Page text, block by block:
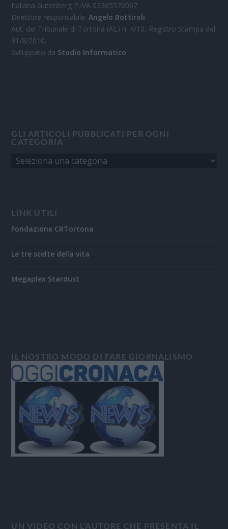
Italiana Gutenberg P.IVA 02305570067.
Direttore responsabile:Angelo Bottiroli.
Aut. del Tribunale di Tortona (AL) n. 4/10, Registro Stampa del
31/8/2010.
Sviluppato da Studio Informatico
GLI ARTICOLI PUBBLICATI PER OGNI
CATEGORIA
LINK UTILI
Fondazione CRTortona
Le tre scelte della vita
Megaplex Stardust
IL NOSTRO MODO DI FARE GIORNALISMO
UN VIDEO CON L’AUTORE CHE PRESENTA IL